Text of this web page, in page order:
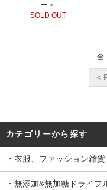
ー＞
SOLD OUT
全
<
カテゴリーから探す
・衣服、ファッション雑貨
・無添加&無加糖ドライフ